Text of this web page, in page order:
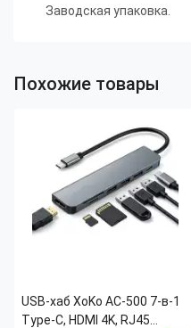
Заводская упаковка.
Похожие товары
USB-хаб XoKo AC-500 7-в-1
Type-C, HDMI 4K, RJ45